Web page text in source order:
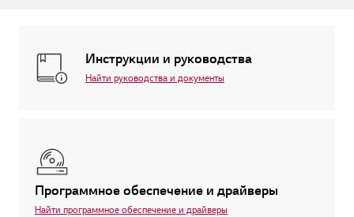
Инструкции и руководства
Найти руководства и документы
Программное обеспечение и драйверы
Найти программное обеспечение и драйверы